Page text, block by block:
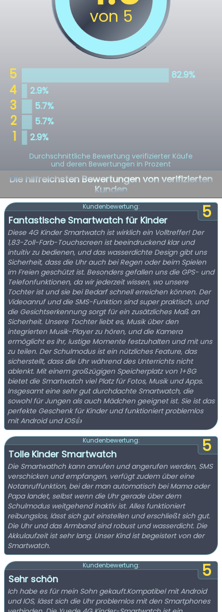
Durchschnittliche Bewertung verifizierter Käufe
und deren Bewertungen in Prozent
Die hilfreichsten Bewertungen von verifizierten
Kunden
5
Kundenbewertung:
Fantastische Smartwatch für Kinder
Diese 4G Kinder Smartwatch ist wirklich ein Volltreffer! Der
1,83-Zoll-Farb-Touchscreen ist beeindruckend klar und
intuitiv zu bedienen, und das wasserdichte Design gibt uns
Sicherheit, dass die Uhr auch bei Regen oder beim Spielen
im Freien geschützt ist. Besonders gefallen uns die GPS- und
Telefonfunktionen, da wir jederzeit wissen, wo unsere
Tochter ist und sie bei Bedarf schnell erreichen können. Der
Videoanruf und die SMS-Funktion sind super praktisch, und
die Gesichtserkennung sorgt für ein zusätzliches Maß an
Sicherheit. Unsere Tochter liebt es, Musik über den
integrierten Musik-Player zu hören, und die Kamera
ermöglicht es ihr, lustige Momente festzuhalten und mit uns
zu teilen. Der Schulmodus ist ein nützliches Feature, das
sicherstellt, dass die Uhr während des Unterrichts nicht
ablenkt. Mit einem großzügigen Speicherplatz von 1+8G
bietet die Smartwatch viel Platz für Fotos, Musik und Apps.
Insgesamt eine sehr gut durchdachte Smartwatch, die
sowohl für Jungen als auch Mädchen geeignet ist. Sie ist das
perfekte Geschenk für Kinder und funktioniert problemlos
mit Android und iOS👍
5
Kundenbewertung:
Tolle Kinder Smartwatch
Die Smartwathch kann anrufen und angerufen werden, SMS
verschicken und empfangen, verfügt zudem über eine
Notanruffunktion, bei der man automatisch bei Mama oder
Papa landet, selbst wenn die Uhr gerade über dem
Schulmodus weitgehend inaktiv ist. Alles funktioniert
reibungslos, lässt sich gut einstellen und erschließt sich gut.
Die Uhr und das Armband sind robust und wasserdicht. Die
Akkulaufzeit ist sehr lang. Unser Kind ist begeistert von der
Smartwatch.
5
Kundenbewertung:
Sehr schön
Ich habe es für mein Sohn gekauft.Kompatibel mit Android
und IOS, lässt sich die Uhr problemlos mit den Smartphones